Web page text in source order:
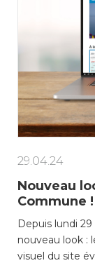
29.04.24
Nouveau
Commune !
Depuis lundi
nouveau look :
visuel du site